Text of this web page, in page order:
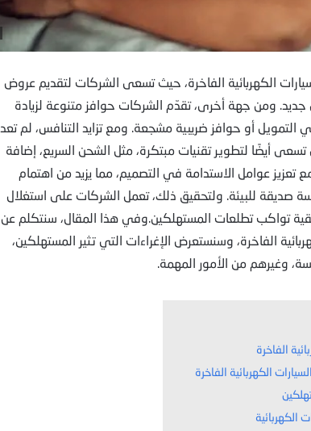
الكهربائية الفاخرة، حيث تسعى الشركات لتقديم عروض
ومن جهة أخرى، تقدّم الشركات حوافز متنوعة لزيادة
التمويل أو حوافز ضريبية مشجعة. ومع تزايد التنافس، لم تعد
أيضًا لتطوير تقنيات مبتكرة، مثل الشحن السريع، إضافة
تعزيز عوامل الاستدامة في التصميم، مما يزيد من اهتمام
صديقة للبيئة. ولتحقيق ذلك، تعمل الشركات على استغلال
تواكب تطلعات المستهلكين.وفي هذا المقال، سنتكلم عن
الفاخرة، وسنستعرض الإغراءات التي تثير المستهلكين،
وغيرهم من الأمور المهمة.
الفاخرة
الكهربائية